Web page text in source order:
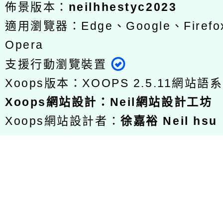
佈景版本： neilhhestyc2023
適用瀏覽器：Edge、Google、
Opera
支援行動瀏覽裝置
Xoops版本：XOOPS 2.5.11網站語
Xoops網站設計 ： Neil網站設計工坊
Xoops網站設計者：徐嘉裕 Neil hsu